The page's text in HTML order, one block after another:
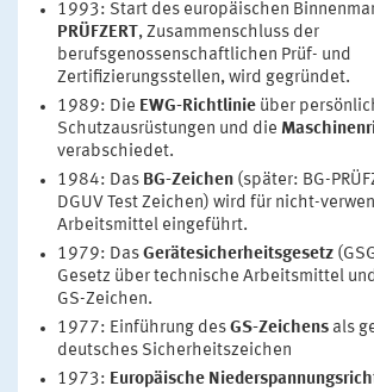
1993: Start des europäischen
PRÜFZERT , Zusammenschluss der
berufsgenossenschaftlichen Prüf- und
Zertifizierungsstellen, wird gegründet.
1989: Die EWG-Richtlinieüber
Schutzausrüstungen und die
verabschiedet.
1984: Das BG-Zeichen(später: BG-
DGUV Test Zeichen) wird für nicht-
Arbeitsmittel eingeführt.
1979: Das Gerätesicherheitsgesetz
Gesetz über technische Arbeitsmittel
GS-Zeichen.
1977: Einführung des GS-Zeichensals
deutsches Sicherheitszeichen
1973: Europäische